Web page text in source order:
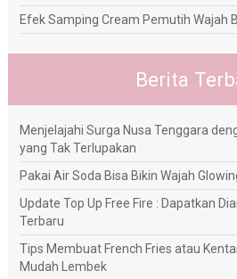
Efek Samping Cream Pemutih Wajah
Berita
Menjelajahi Surga Nusa Tenggara
yang Tak Terlupakan
Pakai Air Soda Bisa Bikin Wajah
Update Top Up Free Fire : Dapatkan
Terbaru
Tips Membuat French Fries atau
Mudah Lembek